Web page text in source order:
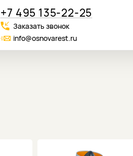
+7 495 135-22-25
Заказать звонок
info@osnovarest.ru